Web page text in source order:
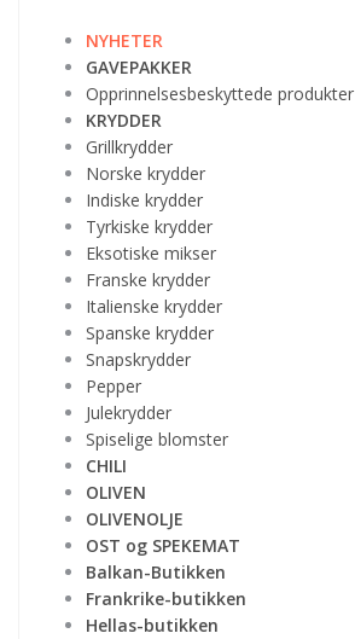
NYHETER
GAVEPAKKER
Opprinnelsesbeskyttede produkter
KRYDDER
Grillkrydder
Norske krydder
Indiske krydder
Tyrkiske krydder
Eksotiske mikser
Franske krydder
Italienske krydder
Spanske krydder
Snapskrydder
Pepper
Julekrydder
Spiselige blomster
CHILI
OLIVEN
OLIVENOLJE
OST og SPEKEMAT
Balkan-Butikken
Frankrike-butikken
Hellas-butikken